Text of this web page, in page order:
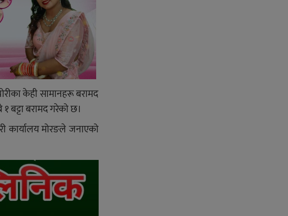
केही सामानहरू बरामद
१ बट्टा बरामद गरेको छ।
कार्यालय मोरङले जनाएको